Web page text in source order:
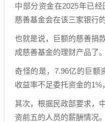
中部分资金在2025年已
慈善基金会在该三家银行
也就是说，巨额的慈善捐
成慈善基金的理财产品了。
奇怪的是，7.96亿的巨额
收益率不足委托资金的1%
其次，根据民政部要求，
资前五的人员的薪酬情况。